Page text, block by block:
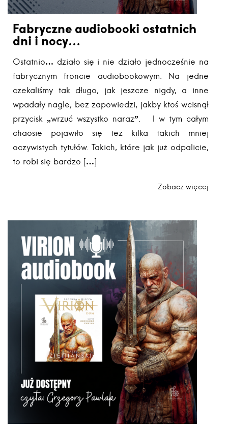
Fabryczne audiobooki ostatnich
dni i nocy…
Ostatnio… działo się i nie działo jednocześnie na
fabrycznym froncie audiobookowym. Na jedne
czekaliśmy tak długo, jak jeszcze nigdy, a inne
wpadały nagle, bez zapowiedzi, jakby ktoś wcisnął
przycisk „wrzuć wszystko naraz”. I w tym całym
chaosie pojawiło się też kilka takich mniej
oczywistych tytułów. Takich, które jak już odpalicie,
to robi się bardzo […]
Zobacz więcej